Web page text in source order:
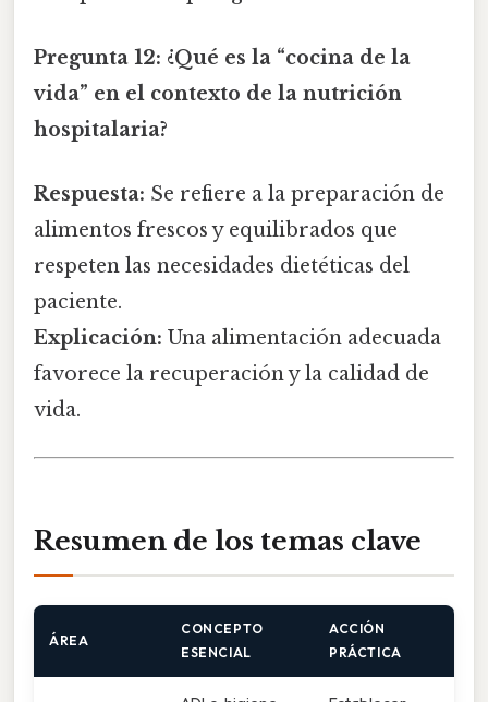
Pregunta 12: ¿Qué es la “cocina de la
vida” en el contexto de la nutrición
hospitalaria?
Respuesta: Se refiere a la preparación de
alimentos frescos y equilibrados que
respeten las necesidades dietéticas del
paciente.
Explicación: Una alimentación adecuada
favorece la recuperación y la calidad de
vida.
Resumen de los temas clave
ÁREA
CONCEPTO
ESENCIAL
ACCIÓN
PRÁCTICA